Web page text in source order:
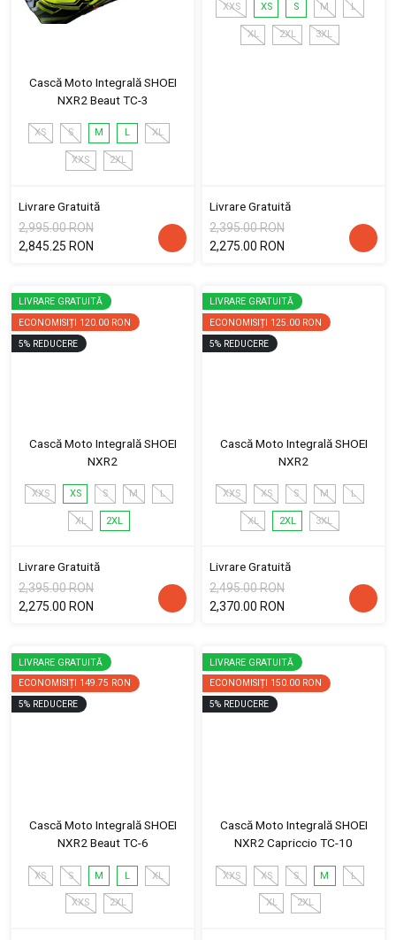
Cască Moto Integrală SHOEI
NXR2 Beaut TC-3
XS S M L XL
XXS 2XL
Livrare Gratuită
2,995.00 RON
2,845.25 RON
XXS XS S M L
XL 2XL 3XL
Livrare Gratuită
2,395.00 RON
2,275.00 RON
LIVRARE GRATUITĂ
ECONOMISIȚI 120.00 RON
5% REDUCERE
Cască Moto Integrală SHOEI
NXR2
XXS XS S M L
XL 2XL
Livrare Gratuită
2,395.00 RON
2,275.00 RON
LIVRARE GRATUITĂ
ECONOMISIȚI 125.00 RON
5% REDUCERE
Cască Moto Integrală SHOEI
NXR2
XXS XS S M L
XL 2XL 3XL
Livrare Gratuită
2,495.00 RON
2,370.00 RON
LIVRARE GRATUITĂ
ECONOMISIȚI 149.75 RON
5% REDUCERE
Cască Moto Integrală SHOEI
NXR2 Beaut TC-6
XS S M L XL
XXS 2XL
LIVRARE GRATUITĂ
ECONOMISIȚI 150.00 RON
5% REDUCERE
Cască Moto Integrală SHOEI
NXR2 Capriccio TC-10
XXS XS S M L
XL 2XL